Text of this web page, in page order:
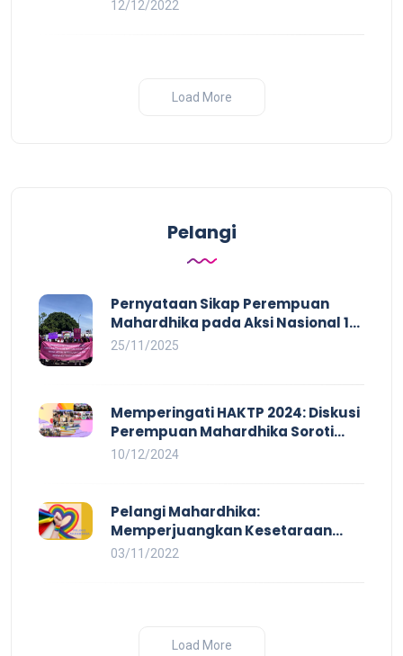
12/12/2022
Load More
Pelangi
Pernyataan Sikap Perempuan
Mahardhika pada Aksi Nasional 16
HAKTP 2025 Kerja Layak dan Bebas
25/11/2025
Memperingati HAKTP 2024: Diskusi
Perempuan Mahardhika Soroti
Kerja Layak yang Inklusif bagi
10/12/2024
Pelangi Mahardhika:
Memperjuangkan Kesetaraan
untuk Pekerja LBTQ
03/11/2022
Load More